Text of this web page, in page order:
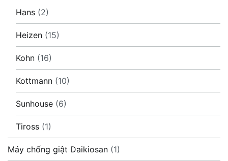
Hans (2)
Heizen (15)
Kohn (16)
Kottmann (10)
Sunhouse (6)
Tiross (1)
Máy chống giật Daikiosan (1)